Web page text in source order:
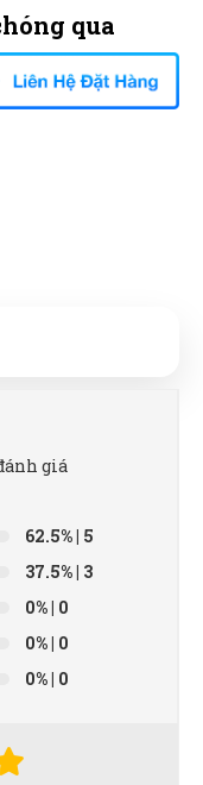
qua
giá
62.5%| 5
37.5%| 3
0%| 0
0%| 0
0%| 0